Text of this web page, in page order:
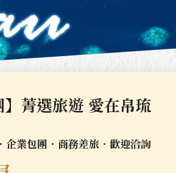
】菁選旅遊 愛在帛琉
企業包團．商務差旅．歡迎洽詢